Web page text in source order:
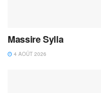
Massire Sylla
4 AOÛT 2026